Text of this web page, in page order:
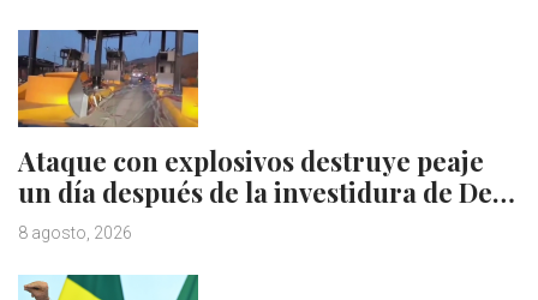
Ataque con explosivos destruye peaje
un día después de la investidura de De…
8 agosto, 2026